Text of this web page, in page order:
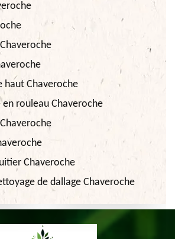
haut Chaveroche
en rouleau Chaveroche
Chaveroche
de dallage Chaveroche